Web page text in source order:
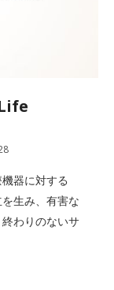
器に対する
生み、有害な
わりのないサ